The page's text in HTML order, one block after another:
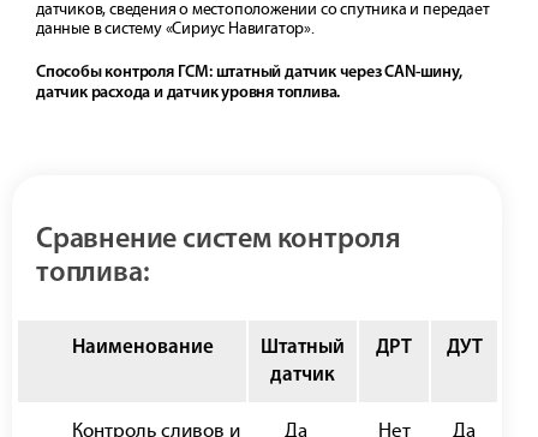
датчиков, сведения о местоположении со спутника и передает
данные в систему «Сириус Навигатор».
Способы контроля ГСМ: штатный датчик через CAN-шину,
датчик расхода и датчик уровня топлива.
Сравнение систем контроля
топлива:
Наименование
Штатный
датчик
ДРТ ДУТ
Контроль сливов и Да Нет Да